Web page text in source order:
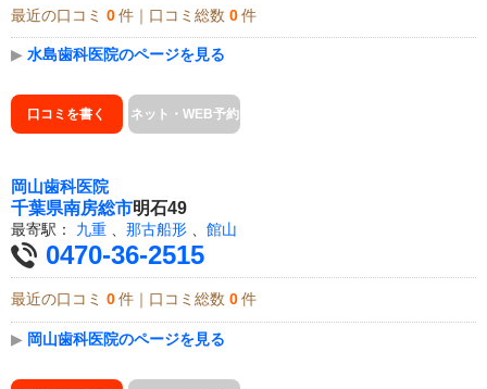
最近の口コミ 0 件｜口コミ総数 0 件
▶ 水島歯科医院のページを見る
口コミを書く ネット・WEB予約
岡山歯科医院
千葉県南房総市明石49
最寄駅： 九重 那古船形 館山
0470-36-2515
最近の口コミ 0 件｜口コミ総数 0 件
▶ 岡山歯科医院のページを見る